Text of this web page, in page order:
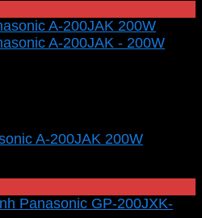
tại
là:
A-200JAK 200W
tại